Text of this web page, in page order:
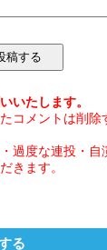
いたします。
コメントは削除
過度な連投・自
きます。
る